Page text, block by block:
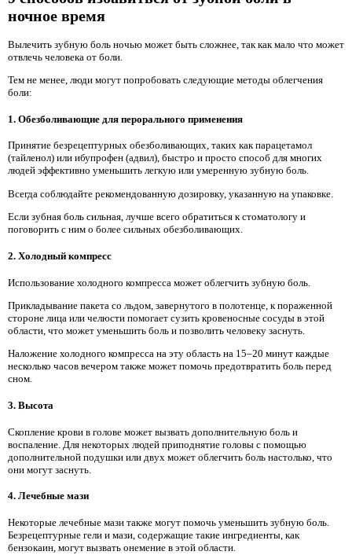
ночное время
Вылечить зубную боль ночью может быть сложнее, так как мало что может
отвлечь человека от боли.
Тем не менее, люди могут попробовать следующие методы облегчения
боли:
1. Обезболивающие для перорального применения
Принятие безрецептурных обезболивающих, таких как парацетамол
(тайленол) или ибупрофен (адвил), быстро и просто способ для многих
людей эффективно уменьшить легкую или умеренную зубную боль.
Всегда соблюдайте рекомендованную дозировку, указанную на упаковке.
Если зубная боль сильная, лучше всего обратиться к стоматологу и
поговорить с ним о более сильных обезболивающих.
2. Холодный компресс
Использование холодного компресса может облегчить зубную боль.
Прикладывание пакета со льдом, завернутого в полотенце, к пораженной
стороне лица или челюсти помогает сузить кровеносные сосуды в этой
области, что может уменьшить боль и позволить человеку заснуть.
Наложение холодного компресса на эту область на 15–20 минут каждые
несколько часов вечером также может помочь предотвратить боль перед
сном.
3. Высота
Скопление крови в голове может вызвать дополнительную боль и
воспаление. Для некоторых людей приподнятие головы с помощью
дополнительной подушки или двух может облегчить боль настолько, что
они могут заснуть.
4. Лечебные мази
Некоторые лечебные мази также могут помочь уменьшить зубную боль.
Безрецептурные гели и мази, содержащие такие ингредиенты, как
бензокаин, могут вызвать онемение в этой области.